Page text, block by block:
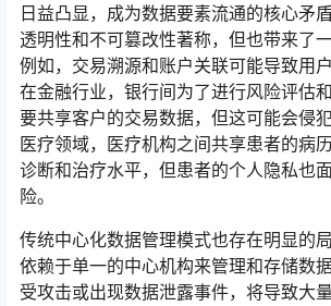
日益凸显，成为数据要素流通的核心矛
透明性和不可篡改性著称，但也带来了
例如，交易溯源和账户关联可能导致用
在金融行业，银行间为了进行风险评估
要共享客户的交易数据，但这可能会侵
医疗领域，医疗机构之间共享患者的病
诊断和治疗水平，但患者的个人隐私也
险。
传统中心化数据管理模式也存在明显的
依赖于单一的中心机构来管理和存储数
受攻击或出现数据泄露事件，将导致大